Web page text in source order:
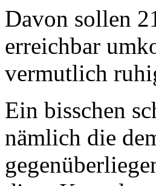
Davon sollen
erreichbar
vermutlich
Ein bisschen
nämlich die